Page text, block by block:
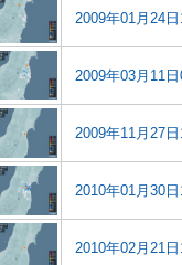
2009年01月24
2009年03月11
2009年11月27
2010年01月30
2010年02月21